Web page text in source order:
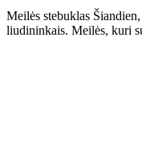
Meilės stebuklas
liudininkais. Meilės, kuri